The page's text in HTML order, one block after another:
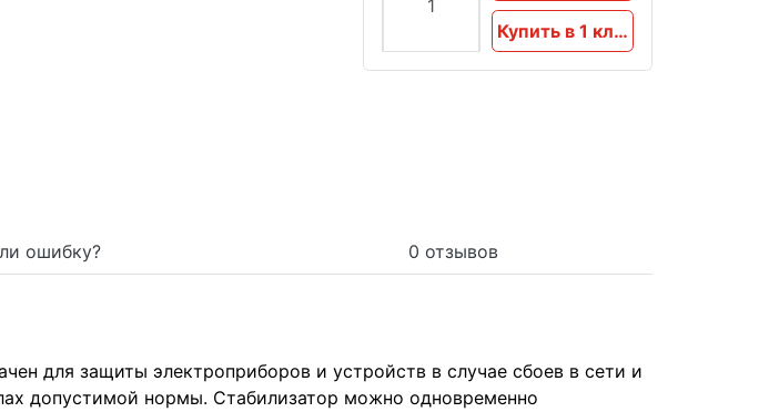
Купить в 1 клик
ошибку? 0 отзывов
для защиты электроприборов и устройств в случае сбоев в сети и
допустимой нормы. Стабилизатор можно одновременно